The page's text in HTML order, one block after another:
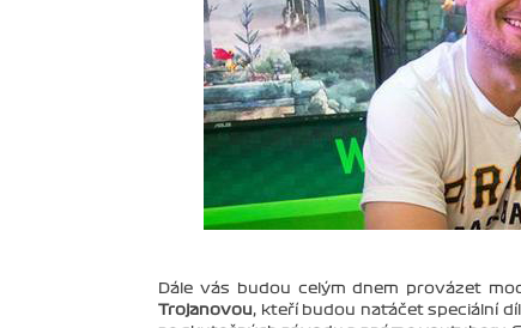
Dále vás budou celým dnem provázet
Trojanovou, kteří budou natáčet speciální